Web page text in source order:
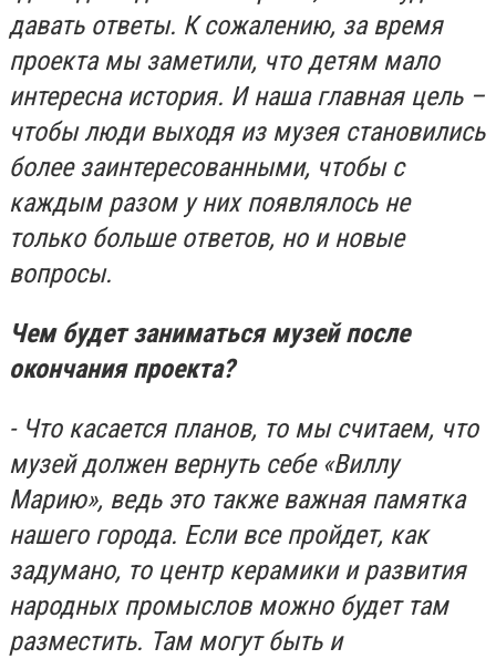
давать ответы. К сожалению, за время
проекта мы заметили, что детям мало
интересна история. И наша главная цель –
чтобы люди выходя из музея становились
более заинтересованными, чтобы с
каждым разом у них появлялось не
только больше ответов, но и новые
вопросы.
Чем будет заниматься музей после
окончания проекта?
- Что касается планов, то мы считаем, что
музей должен вернуть себе «Виллу
Марию», ведь это также важная памятка
нашего города. Если все пройдет, как
задумано, то центр керамики и развития
народных промыслов можно будет там
разместить. Там могут быть и